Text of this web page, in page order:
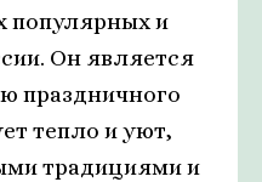
популярных и
Он является
праздничного
тепло и уют,
традициями и